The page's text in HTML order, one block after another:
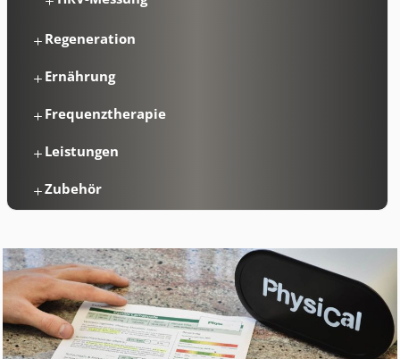
Regeneration
Ernährung
Frequenztherapie
Leistungen
Zubehör